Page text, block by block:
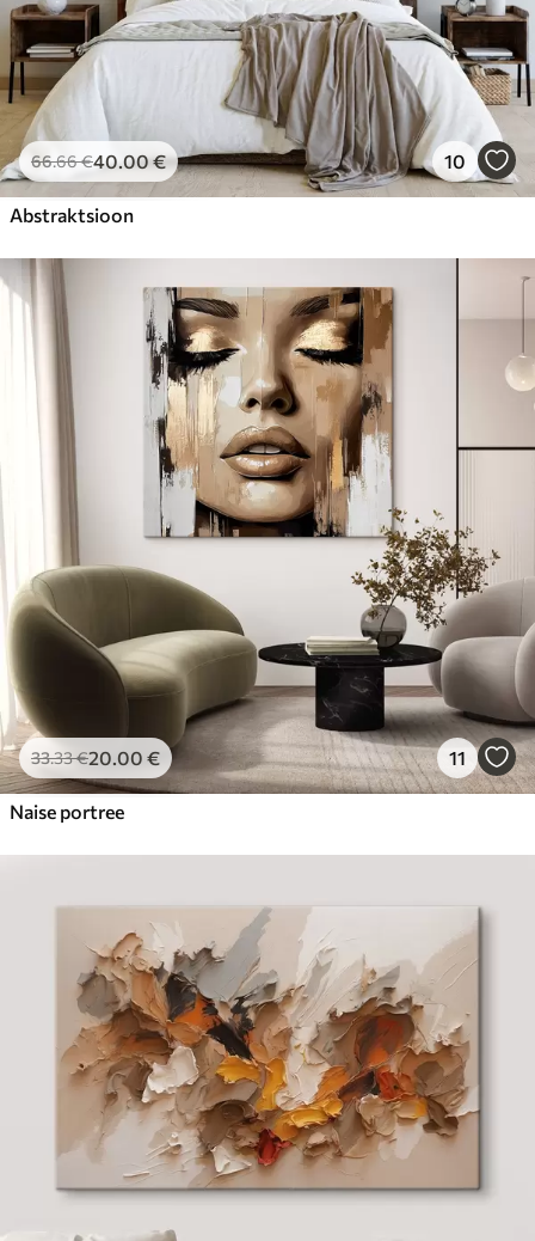
66.66€40.00€ 10
Abstraktsioon
33.33€20.00 € 11
Naise portree